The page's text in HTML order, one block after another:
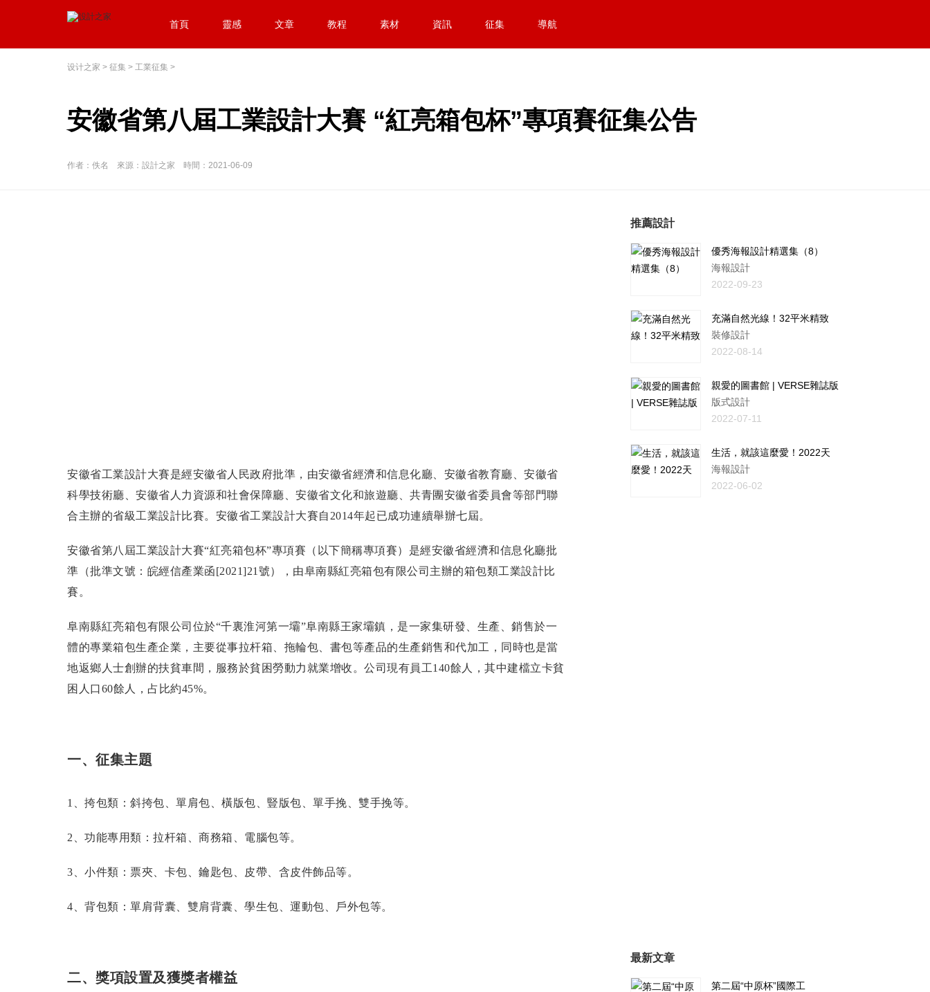
首頁 靈感 文章 教程 素材 資訊 征集 導航
设计之家 > 征集 > 工業征集 >
安徽省第八屆工業設計大賽 “紅亮箱包杯”專項賽征集公告
作者：佚名 來源：設計之家 時間：2021-06-09
安徽省工業設計大賽是經安徽省人民政府批準，由安徽省經濟和信息化廳、安徽省教育廳、安徽省
科學技術廳、安徽省人力資源和社會保障廳、安徽省文化和旅遊廳、共青團安徽省委員會等部門聯
合主辦的省級工業設計比賽。安徽省工業設計大賽自2014年起已成功連續舉辦七屆。
安徽省第八屆工業設計大賽“紅亮箱包杯”專項賽（以下簡稱專項賽）是經安徽省經濟和信息化廳批
準（批準文號：皖經信產業函[2021]21號），由阜南縣紅亮箱包有限公司主辦的箱包類工業設計比
賽。
阜南縣紅亮箱包有限公司位於“千裏淮河第一壩”阜南縣王家壩鎮，是一家集研發、生產、銷售於一
體的專業箱包生產企業，主要從事拉杆箱、拖輪包、書包等產品的生產銷售和代加工，同時也是當
地返鄉人士創辦的扶貧車間，服務於貧困勞動力就業增收。公司現有員工140餘人，其中建檔立卡貧
困人口60餘人，占比約45%。
一、征集主題
1、挎包類：斜挎包、單肩包、橫版包、豎版包、單手挽、雙手挽等。
2、功能專用類：拉杆箱、商務箱、電腦包等。
3、小件類：票夾、卡包、鑰匙包、皮帶、含皮件飾品等。
4、背包類：單肩背囊、雙肩背囊、學生包、運動包、戶外包等。
二、獎項設置及獲獎者權益
推薦設計
優秀海報設計精選集（8）
海報設計
2022-09-23
充滿自然光線！32平米精致
裝修設計
2022-08-14
親愛的圖書館 | VERSE雜誌版
版式設計
2022-07-11
生活，就該這麼愛！2022天
海報設計
2022-06-02
最新文章
第二屆“中原杯”國際工